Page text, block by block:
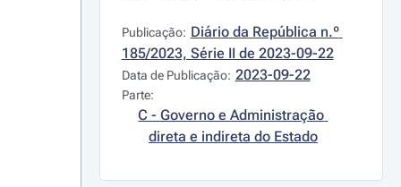
Publicação: Diário da República n.º
185/2023, Série II de 2023-09-22
Data de Publicação: 2023-09-22
Parte:
C - Governo e Administração
direta e indireta do Estado